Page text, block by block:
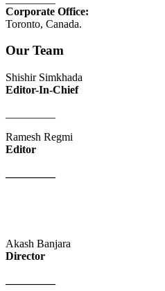
Corporate Office:
Toronto, Canada.
Our Team
Shishir Simkhada
Editor-In-Chief
Ramesh Regmi
Editor
Akash Banjara
Director